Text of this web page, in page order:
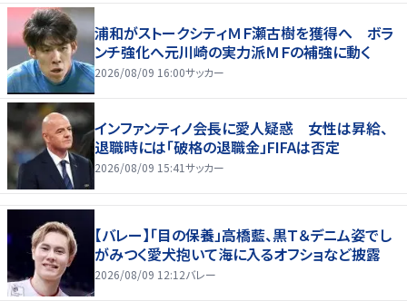
浦和がストークシティＭＦ瀬古樹を獲得へ ボラ
ンチ強化へ元川崎の実力派ＭＦの補強に動く
2026/08/09 16:00サッカー
インファンティノ会長に愛人疑惑 女性は昇給、
退職時には「破格の退職金」FIFAは否定
2026/08/09 15:41サッカー
【バレー】「目の保養」高橋藍、黒Ｔ＆デニム姿でし
がみつく愛犬抱いて海に入るオフショなど披露
2026/08/09 12:12バレー